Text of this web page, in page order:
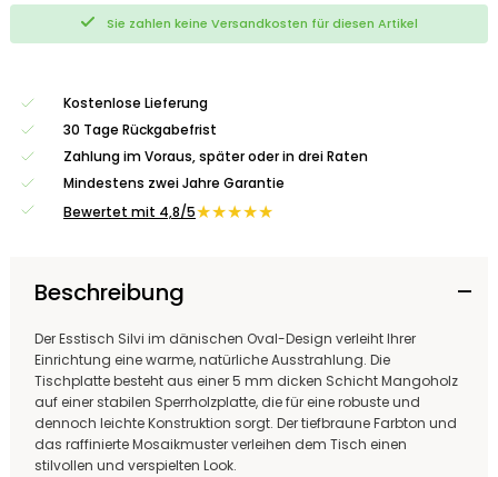
Sie zahlen keine Versandkosten für diesen Artikel
Kostenlose Lieferung
30 Tage Rückgabefrist
Zahlung im Voraus, später oder in drei Raten
Mindestens zwei Jahre Garantie
Bewertet mit 4,8/5★★★★★
Beschreibung
Der Esstisch Silvi im dänischen Oval-Design verleiht Ihrer
Einrichtung eine warme, natürliche Ausstrahlung. Die
Tischplatte besteht aus einer 5 mm dicken Schicht Mangoholz
auf einer stabilen Sperrholzplatte, die für eine robuste und
dennoch leichte Konstruktion sorgt. Der tiefbraune Farbton und
das raffinierte Mosaikmuster verleihen dem Tisch einen
stilvollen und verspielten Look.